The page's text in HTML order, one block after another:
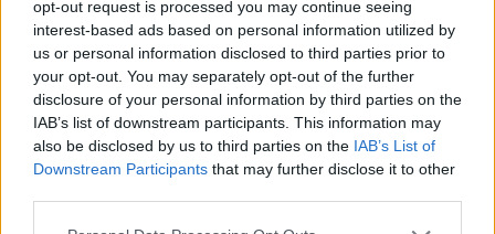
opt-out request is processed you may continue seeing
interest-based ads based on personal information utilized by
us or personal information disclosed to third parties prior to
your opt-out. You may separately opt-out of the further
disclosure of your personal information by third parties on the
IAB’s list of downstream participants. This information may
also be disclosed by us to third parties on the IAB’s List of
Downstream Participants that may further disclose it to other